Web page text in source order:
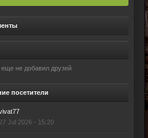
не добавил друзей
посетители
27 Jul 2026 - 15:20